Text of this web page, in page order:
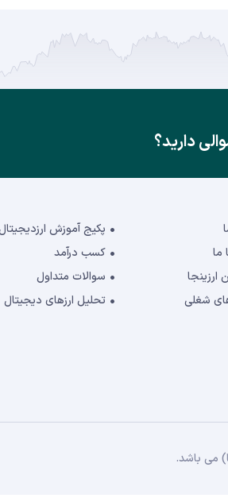
دارید؟
ما
ارزینجا
شغلی
پکیج آموزش
کسب درآمد
سوالات متداول
تحلیل ارزهای دیجیتال
می باشد.